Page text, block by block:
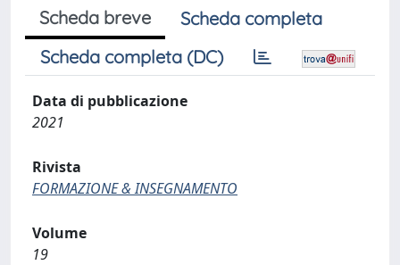
Scheda breve
Scheda completa
Scheda completa (DC)
Data di pubblicazione
2021
Rivista
FORMAZIONE & INSEGNAMENTO
Volume
19